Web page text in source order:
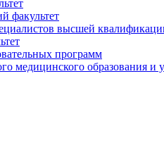
факультет
высшей
программ
медицинского образования и